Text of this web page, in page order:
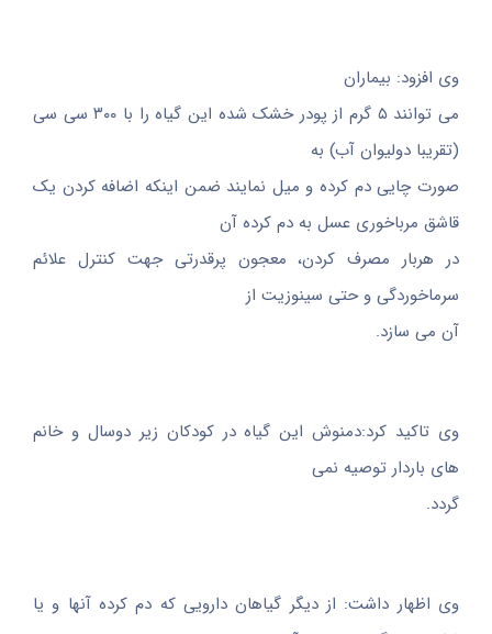
وی افزود: بیماران
می توانند ۵ گرم از پودر خشک شده این گیاه را با ۳۰۰ سی سی
(تقریبا دولیوان آب) به
صورت چایی دم کرده و میل نمایند ضمن اینکه اضافه کردن یک
قاشق مرباخوری عسل به دم کرده آن
در هربار مصرف کردن، معجون پرقدرتی جهت کنترل علائم
سرماخوردگی و حتی سینوزیت از
آن می سازد.
وی تاکید کرد:دمنوش این گیاه در کودکان زیر دوسال و خانم
های باردار توصیه نمی
گردد.
وی اظهار داشت: از دیگر گیاهان دارویی که دم کرده آنها و یا